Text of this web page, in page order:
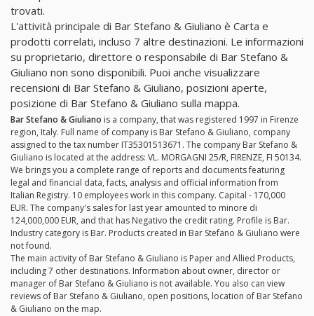
trovati.
L'attività principale di Bar Stefano & Giuliano è Carta e
prodotti correlati, incluso 7 altre destinazioni. Le informazioni
su proprietario, direttore o responsabile di Bar Stefano &
Giuliano non sono disponibili. Puoi anche visualizzare
recensioni di Bar Stefano & Giuliano, posizioni aperte,
posizione di Bar Stefano & Giuliano sulla mappa.
Bar Stefano & Giuliano is a company, that was registered 1997 in Firenze
region, Italy. Full name of company is Bar Stefano & Giuliano, company
assigned to the tax number IT35301513671. The company Bar Stefano &
Giuliano is located at the address: VL. MORGAGNI 25/R, FIRENZE, FI 50134.
We brings you a complete range of reports and documents featuring
legal and financial data, facts, analysis and official information from
Italian Registry. 10 employees work in this company. Capital - 170,000
EUR. The company's sales for last year amounted to minore di
124,000,000 EUR, and that has Negativo the credit rating. Profile is Bar.
Industry category is Bar. Products created in Bar Stefano & Giuliano were
not found.
The main activity of Bar Stefano & Giuliano is Paper and Allied Products,
including 7 other destinations. Information about owner, director or
manager of Bar Stefano & Giuliano is not available. You also can view
reviews of Bar Stefano & Giuliano, open positions, location of Bar Stefano
& Giuliano on the map.